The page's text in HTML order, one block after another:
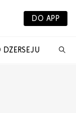
DO APP
DŻERSEJU